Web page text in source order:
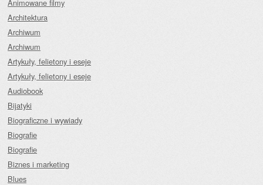
Animowane filmy
Architektura
Archiwum
Archiwum
Artykuły, felietony i eseje
Artykuły, felietony i eseje
Audiobook
Bijatyki
Biograficzne i wywiady
Biografie
Biografie
Biznes i marketing
Blues